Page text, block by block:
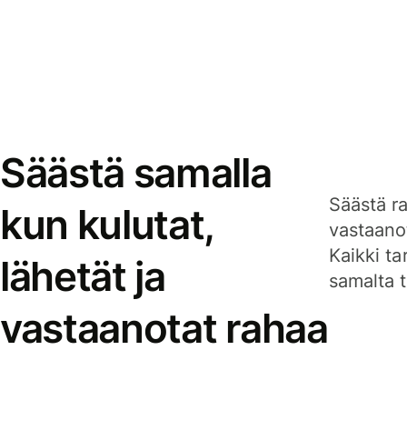
Säästä samalla
kun kulutat,
lähetät ja
vastaanotat rahaa
Säästä
Kaikki
samalta